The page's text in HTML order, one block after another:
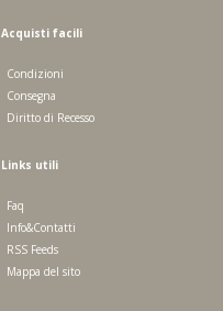
Acquisti facili
Condizioni
Consegna
Diritto di Recesso
Links utili
Faq
Info&Contatti
RSS Feeds
Mappa del sito